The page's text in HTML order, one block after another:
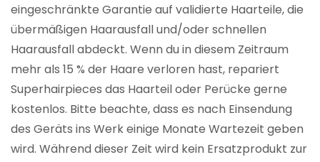
eingeschränkte Garantie auf validierte Haarteile, die
übermäßigen Haarausfall und/oder schnellen
Haarausfall abdeckt. Wenn du in diesem Zeitraum
mehr als 15 % der Haare verloren hast, repariert
Superhairpieces das Haarteil oder Perücke gerne
kostenlos. Bitte beachte, dass es nach Einsendung
des Geräts ins Werk einige Monate Wartezeit geben
wird. Während dieser Zeit wird kein Ersatzprodukt zur